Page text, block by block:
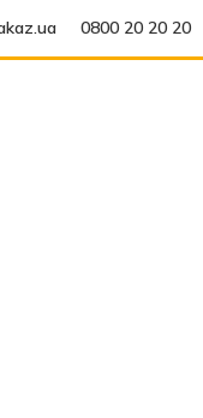
0800 20 20 20